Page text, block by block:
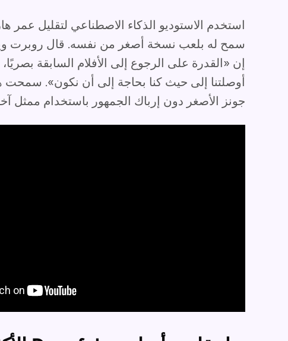
إن «القدرة على الرجوع إلى الأفلام السابقة
أوصلتنا إلى حيث كنا بحاجة إلى أن نكون». سمحت
جونز الأصغر دون إرباك الجمهور باستخدام ممثل